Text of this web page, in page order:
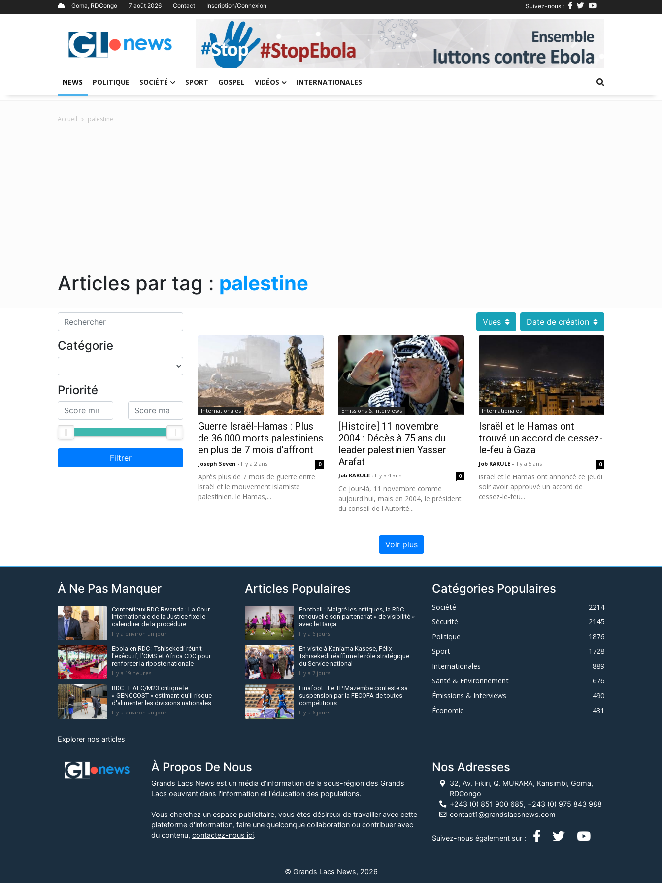
Goma, RDCongo 7 août 2026 Contact Inscription/Connexion Suivez-nous :
Previous Next
NEWS POLITIQUE SOCIÉTÉ SPORT GOSPEL VIDÉOS INTERNATIONALES
Accueil palestine
Articles par tag : palestine
Catégorie
Priorité
Filtrer
Vues Date de création
Internationales
Guerre Israël-Hamas : Plus
de 36.000 morts palestiniens
en plus de 7 mois d’affront
Joseph Seven - Il y a 2 ans 0
Après plus de 7 mois de guerre entre
Israël et le mouvement islamiste
palestinien, le Hamas,...
Émissions & Interviews
[Histoire] 11 novembre
2004 : Décès à 75 ans du
leader palestinien Yasser
Arafat
Job KAKULE - Il y a 4 ans 0
Ce jour-là, 11 novembre comme
aujourd'hui, mais en 2004, le président
du conseil de l'Autorité...
Internationales
Israël et le Hamas ont
trouvé un accord de cessez-
le-feu à Gaza
Job KAKULE - Il y a 5 ans 0
Israël et le Hamas ont annoncé ce jeudi
soir avoir approuvé un accord de
cessez-le-feu...
Voir plus
À Ne Pas Manquer
Contentieux RDC-Rwanda : La Cour
Internationale de la Justice fixe le
calendrier de la procédure
Il y a environ un jour
Ebola en RDC : Tshisekedi réunit
l'exécutif, l’OMS et Africa CDC pour
renforcer la riposte nationale
Il y a 19 heures
RDC : L’AFC/M23 critique le
« GENOCOST » estimant qu’il risque
d'alimenter les divisions nationales
Il y a environ un jour
Articles Populaires
Football : Malgré les critiques, la RDC
renouvelle son partenariat « de visibilité »
avec le Barça
Il y a 6 jours
En visite à Kaniama Kasese, Félix
Tshisekedi réaffirme le rôle stratégique
du Service national
Il y a 7 jours
Linafoot : Le TP Mazembe conteste sa
suspension par la FECOFA de toutes
compétitions
Il y a 6 jours
Catégories Populaires
Société
2214
Sécurité
2145
Politique
1876
Sport
1728
Internationales
889
Santé & Environnement
676
Émissions & Interviews
490
Économie
431
Explorer nos articles
À Propos De Nous
Grands Lacs News est un média d'information de la sous-région des Grands
Lacs oeuvrant dans l'information et l'éducation des populations.
Vous cherchez un espace publicitaire, vous êtes désireux de travailler avec cette
plateforme d'information, faire une quelconque collaboration ou contribuer avec
du contenu, contactez-nous ici.
Nos Adresses
32, Av. Fikiri, Q. MURARA, Karisimbi, Goma,
RDCongo
+243 (0) 851 900 685, +243 (0) 975 843 988
contact1@grandslacsnews.com
Suivez-nous également sur :
© Grands Lacs News, 2026